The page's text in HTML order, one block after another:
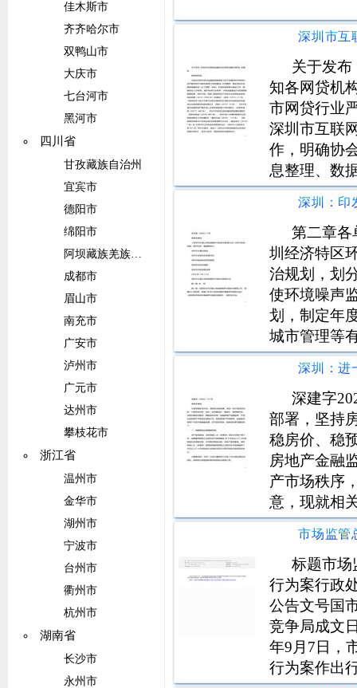
佳木斯市
齐齐哈尔市
双鸭山市
大庆市
七台河市
黑河市
四川省
甘孜藏族自治州
宜宾市
德阳市
绵阳市
阿坝藏族羌族自治州
成都市
眉山市
南充市
广安市
泸州市
广元市
达州市
攀枝花市
浙江省
温州市
金华市
湖州市
宁波市
台州市
衢州市
杭州市
湖南省
长沙市
永州市
关于发布
知各网贷机
市网贷行业
深圳市互联
作，明确协
息整理、数
第二章各
圳经济特区
治规划，划
使环境噪声
划，制定年
城市管理等
案，按建设
状交通公用
依据本市环
国家
深建字
部署，坚持
稳房价、稳
房地产金融
产市场秩序
意，现就相
庭、成年单
房之日前在
明，方可购
标题市场
行为案行政
公告文号国
竞争局成文
年9月7日，
行为案作出